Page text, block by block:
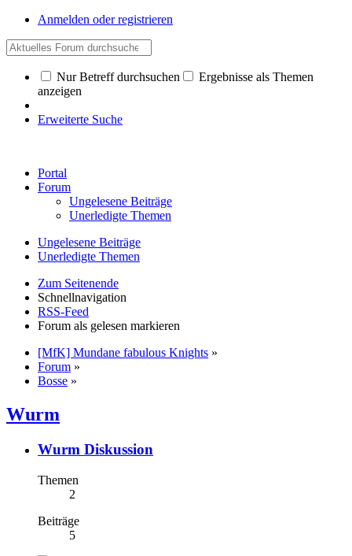
Anmelden oder registrieren
Nur Betreff durchsuchen
Ergebnisse als Themen
anzeigen
Erweiterte Suche
Portal
Forum
Ungelesene Beiträge
Unerledigte Themen
Ungelesene Beiträge
Unerledigte Themen
Zum Seitenende
Schnellnavigation
RSS-Feed
Forum als gelesen markieren
[MfK] Mundane fabulous Knights »
Forum »
Bosse »
Wurm
Wurm Diskussion
Themen
2
Beiträge
5